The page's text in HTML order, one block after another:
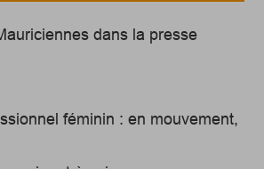
dans la presse
féminin : en mouvement,